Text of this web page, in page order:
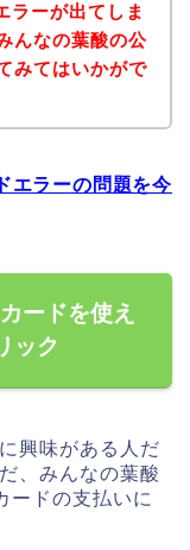
ーが出てしま
んなの葉酸の公
みてはいかがで
エラーの問題を今
ードを使え
ック
興味がある人だ
、みんなの葉酸
ードの支払いに